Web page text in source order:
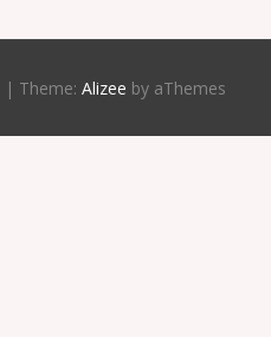
| Theme: Alizee by aThemes